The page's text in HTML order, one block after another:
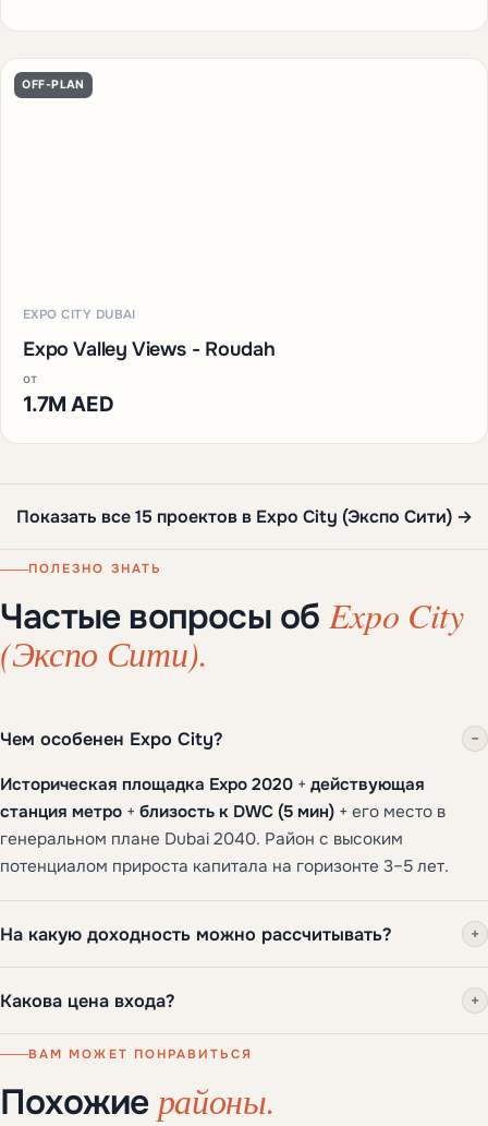
OFF-PLAN
EXPO CITY DUBAI
Expo Valley Views - Roudah
от
1.7M AED
Показать все 15 проектов в Expo City (Экспо Сити) →
ПОЛЕЗНО ЗНАТЬ
Частые вопросы об Expo City
(Экспо Сити).
Чем особенен Expo City? −
Историческая площадка Expo 2020 + действующая
станция метро + близость к DWC (5 мин) + его место в
генеральном плане Dubai 2040. Район с высоким
потенциалом прироста капитала на горизонте 3–5 лет.
На какую доходность можно рассчитывать? +
Какова цена входа? +
ВАМ МОЖЕТ ПОНРАВИТЬСЯ
Похожие районы.